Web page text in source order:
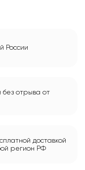
России
без отрыва от
доставкой
регион РФ